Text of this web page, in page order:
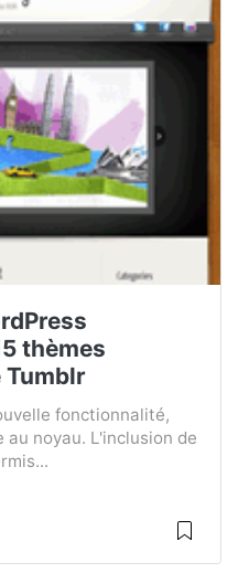
thèmes
Tumblr
fonctionnalité,
noyau. L'inclusion de